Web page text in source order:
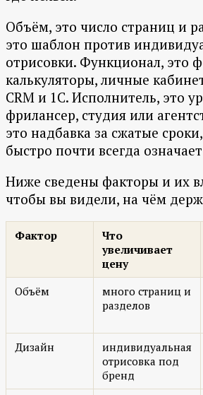
Объём, это число страниц и
это шаблон против
отрисовки. Функционал, это
калькуляторы, личные
CRM и 1С. Исполнитель, это
фрилансер, студия или
это надбавка за сжатые
быстро почти всегда
Ниже сведены факторы и их
чтобы вы видели, на чём
Фактор
Что
увеличивает
цену
Объём
много страниц и
разделов
Дизайн
индивидуальная
отрисовка под
бренд